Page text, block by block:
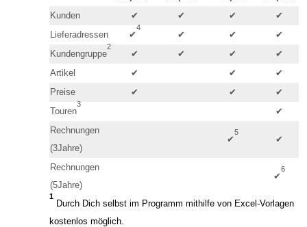
Kunden
✔ ✔ ✔
✔
Lieferadressen
✔
4
✔ ✔
✔
Kundengruppe
2
✔ ✔ ✔
✔
Artikel
✔ ✔
✔
Preise
✔ ✔
✔
Touren
3
✔
Rechnungen
(3Jahre)
✔
5
✔
Rechnungen
(5Jahre)
✔
6
1
Durch Dich selbst im Programm mithilfe von Excel-Vorlagen
kostenlos möglich.